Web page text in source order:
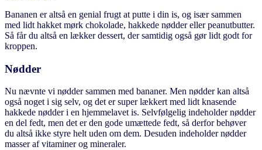
Bananen er altså en genial frugt at putte i din is, og især sammen
med lidt hakket mørk chokolade, hakkede nødder eller peanutbutter.
Så får du altså en lækker dessert, der samtidig også gør lidt godt for
kroppen.
Nødder
Nu nævnte vi nødder sammen med bananer. Men nødder kan altså
også noget i sig selv, og det er super lækkert med lidt knasende
hakkede nødder i en hjemmelavet is. Selvfølgelig indeholder nødder
en del fedt, men det er den gode umættede fedt, så derfor behøver
du altså ikke styre helt uden om dem. Desuden indeholder nødder
masser af vitaminer og mineraler.